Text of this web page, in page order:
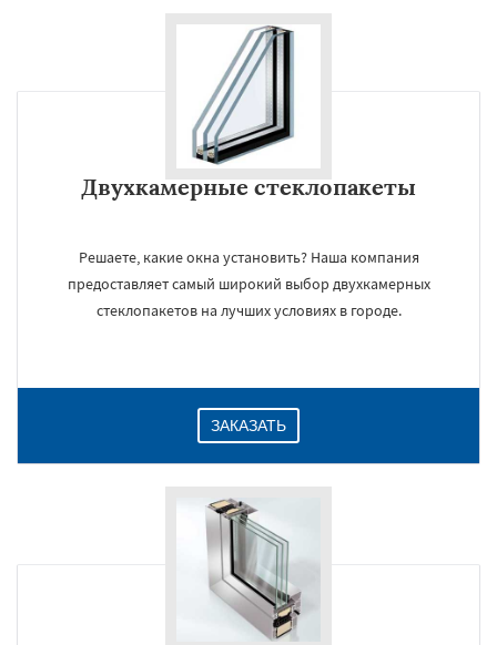
Двухкамерные стеклопакеты
Решаете, какие окна установить? Наша компания
предоставляет самый широкий выбор двухкамерных
стеклопакетов на лучших условиях в городе.
ЗАКАЗАТЬ